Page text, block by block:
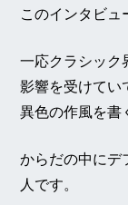
このインタビュ
一応クラシック
影響を受けてい
異色の作風を書
からだの中にデ
人です。